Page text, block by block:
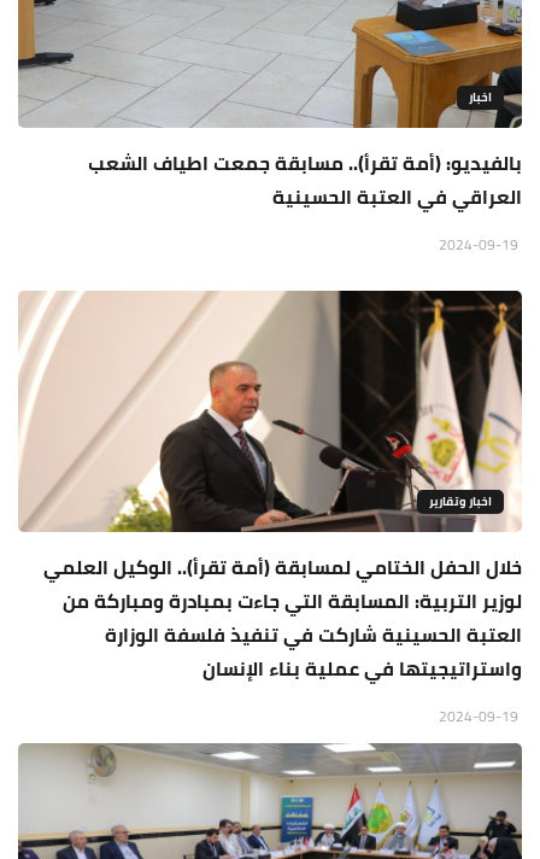
اخبار
بالفيديو: (أمة تقرأ).. مسابقة جمعت اطياف الشعب
العراقي في العتبة الحسينية
اخبار وتقارير
خلال الحفل الختامي لمسابقة (أمة تقرأ).. الوكيل العلمي
لوزير التربية: المسابقة التي جاءت بمبادرة ومباركة من
العتبة الحسينية شاركت في تنفيذ فلسفة الوزارة
واستراتيجيتها في عملية بناء الإنسان